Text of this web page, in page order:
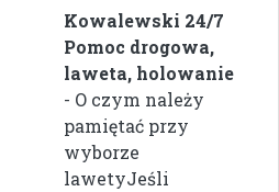
Kowalewski 24/7
Pomoc drogowa,
laweta, holowanie
- O czym należy
pamiętać przy
wyborze
lawetyJeśli